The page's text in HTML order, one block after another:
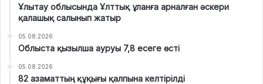
Ұлытау облысында Ұлттық ұланға арналған әскери
қалашық салынып жатыр
05.08.2026
Облыста қызылша ауруы 7,8 есеге өсті
05.08.2026
82 азаматтың құқығы қалпына келтірілді